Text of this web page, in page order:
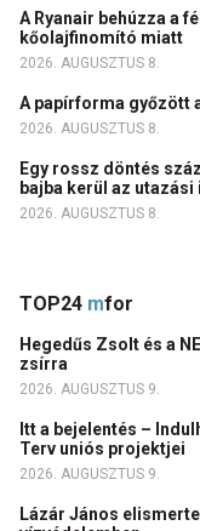
A Ryanair behúzza a
kőolajfinomító miatt
2026. AUGUSZTUS 8.
A papírforma győzött
2026. AUGUSZTUS 8.
Egy rossz döntés
bajba kerül az
2026. AUGUSZTUS 8.
TOP24 mfor
Hegedűs Zsolt és a
zsírra
2026. AUGUSZTUS 9.
Itt a bejelentés –
Terv uniós projektjei
2026. AUGUSZTUS 9.
Lázár János